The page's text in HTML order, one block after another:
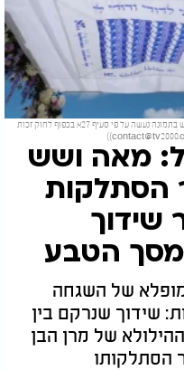
חופה. הבן איש חי. (צילום: Lois GoBe/shuttrstock/ השימוש בתמונה נעשה על פי סעיף 27א בכפוף לחוק זכות
))
מאה ושש
הסתלקות
שידוך
מסך הטבע
של השגחה
שידוך שנרקם בין
של מרן הבן